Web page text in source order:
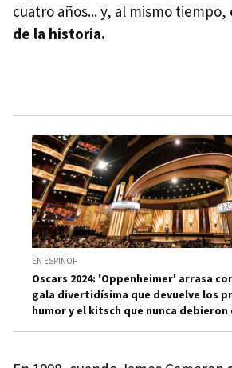
cuatro años... y, al mismo tiempo,
de la historia.
EN ESPINOF
Oscars 2024: 'Oppenheimer' arrasa
gala divertidísima que devuelve los
humor y el kitsch que nunca